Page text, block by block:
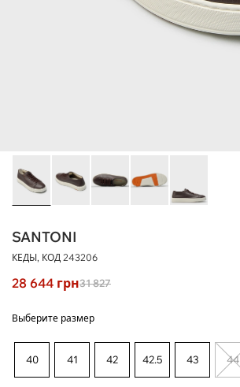
SANTONI
КЕДЫ, КОД 243206
28 644 грн31 827
Выберите размер
40 41 42 42.5 43 44